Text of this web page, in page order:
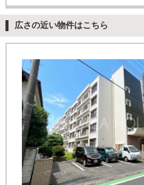
広さの近い物件はこちら